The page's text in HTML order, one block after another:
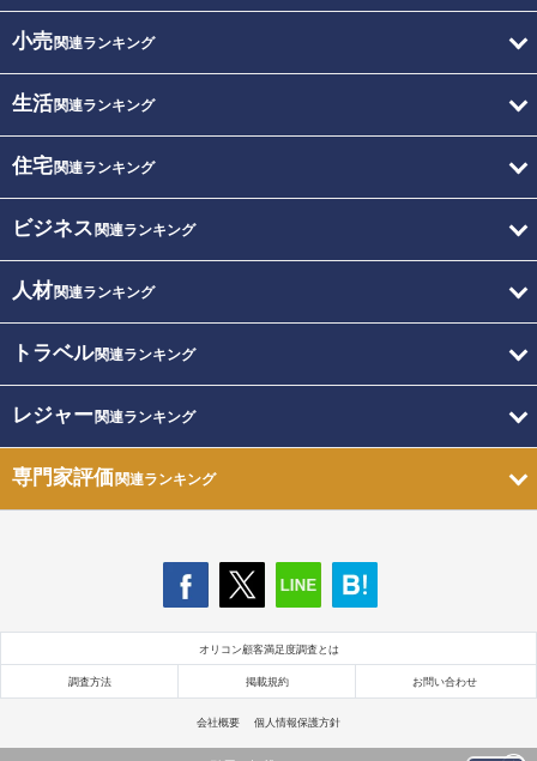
小売関連ランキング
生活関連ランキング
住宅関連ランキング
ビジネス 関連ランキング
人材関連ランキング
トラベル関連ランキング
レジャー関連ランキング
専門家評価関連ランキング
オリコン顧客満足度調査とは
調査方法 掲載規約 お問い合わせ
会社概要 個人情報保護方針